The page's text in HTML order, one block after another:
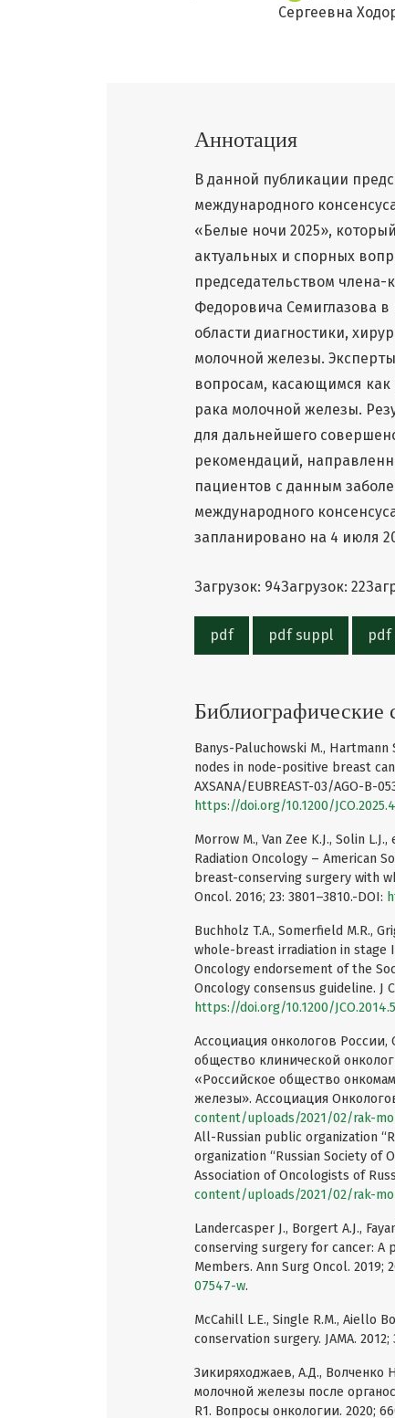
Сергеевна
Аннотация
В данной публикации
международного
«Белые ночи 2025»,
актуальных и спорных
председательством
Федоровича Семиглазова
области диагностики,
молочной железы.
вопросам, касающимся как
рака молочной железы.
для дальнейшего
рекомендаций,
пациентов с данным
международного
запланировано на 4 июля
Загрузок: 94Загрузок: 22
pdf pdf suppl pdf
Библиографические
Banys-Paluchowski M.,
nodes in node-positive breast
AXSANA/EUBREAST-03/AGO-B-
https://doi.org/10.1200/
Morrow M., Van Zee K.J., Solin
Radiation Oncology – American
breast-conserving surgery with
Oncol. 2016; 23: 3801–3810.-DOI:
Buchholz T.A., Somerfield M.R.,
whole-breast irradiation in stage
Oncology endorsement of the
Oncology consensus guideline. J
https://doi.org/10.1200/
Ассоциация онкологов
общество клинической
«Российское общество
железы». Ассоциация
content/uploads/2021/02/rak-
All-Russian public organization
organization “Russian Society of
Association of Oncologists of
content/uploads/2021/02/rak-
Landercasper J., Borgert A.J.,
conserving surgery for cancer: A
Members. Ann Surg Oncol. 2019;
07547-w.
McCahill L.E., Single R.M., Aiello
conservation surgery. JAMA.
Зикиряходжаев, А.Д., Волченко
молочной железы после
R1. Вопросы онкологии. 2020;